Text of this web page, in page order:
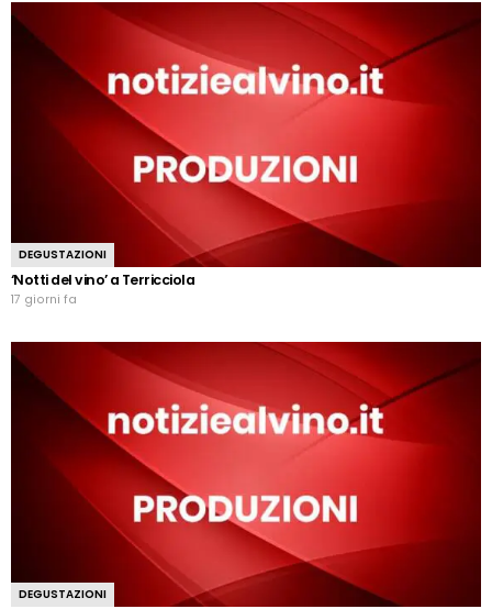
DEGUSTAZIONI
‘Notti del vino’ a Terricciola
17 giorni fa
DEGUSTAZIONI